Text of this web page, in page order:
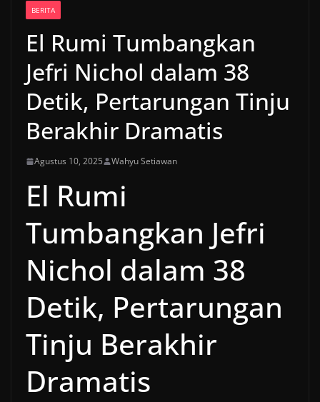
BERITA
El Rumi Tumbangkan
Jefri Nichol dalam 38
Detik, Pertarungan Tinju
Berakhir Dramatis
Agustus 10, 2025 Wahyu Setiawan
El Rumi
Tumbangkan Jefri
Nichol dalam 38
Detik, Pertarungan
Tinju Berakhir
Dramatis